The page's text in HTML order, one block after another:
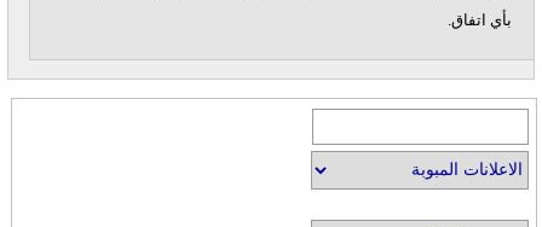
بأي اتفاق.